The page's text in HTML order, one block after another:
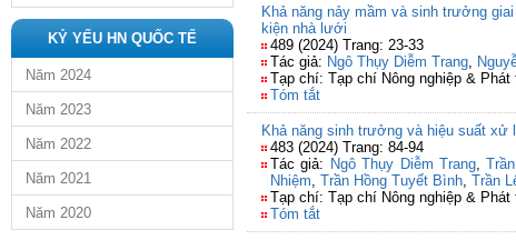
KỶ YẾU HN QUỐC TẾ
Năm 2024
Năm 2023
Năm 2022
Năm 2021
Năm 2020
Khả năng nảy mầm và sinh trưởng
kiện nhà lưới
489 (2024) Trang: 23-33
Tác giả: Ngô Thụy Diễm Trang,
Tạp chí: Tạp chí Nông nghiệp & Phát
Tóm tắt
Khả năng sinh trưởng và hiệu suất xử
483 (2024) Trang: 84-94
Tác giả: Ngô Thụy Diễm Trang,
Nhiệm, Trần Hồng Tuyết Bình, Trần
Tạp chí: Tạp chí Nông nghiệp & Phát
Tóm tắt